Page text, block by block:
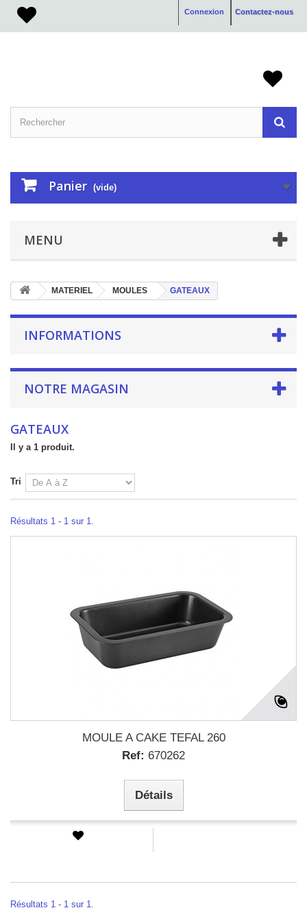
Contactez-nous
Connexion
Panier (vide)
MENU
MATERIEL MOULES GATEAUX
INFORMATIONS
NOTRE MAGASIN
GATEAUX
Il y a 1 produit.
Tri
Résultats 1 - 1 sur 1.
MOULE A CAKE TEFAL 260
Ref: 670262
Détails
Résultats 1 - 1 sur 1.